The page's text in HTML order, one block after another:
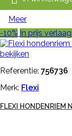
Meer
-10% In prijs
bekijken
Referentie: 756736
Merk: Flexi
FLEXI HONDENRIEM